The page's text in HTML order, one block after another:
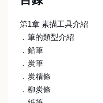
第1章 素描工具介紹
．筆的類型介紹
．鉛筆
．炭筆
．炭精條
．柳炭條